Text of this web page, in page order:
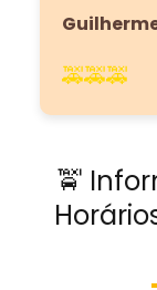
🚕🚕🚕
🚖